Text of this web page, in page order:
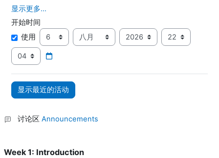
显示更多...
开始时间
开始时间
使用 天 月 年 小时
分钟
讨论区 Announcements
Week 1: Introduction